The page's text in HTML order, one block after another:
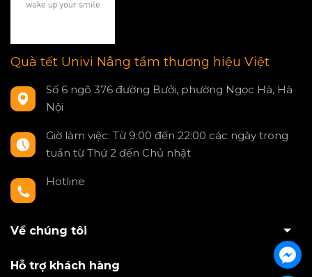
Quà tết Univi Nâng tầm thương hiệu Việt
Số 6 ngõ 376 đường Bưởi, phường Ngọc Hà, Hà
Nội
Giờ làm việc: Từ 9:00 đến 22:00 các ngày trong
tuần từ Thứ 2 đến Chủ nhật
Hotline
Về chúng tôi
Hỗ trợ khách hàng